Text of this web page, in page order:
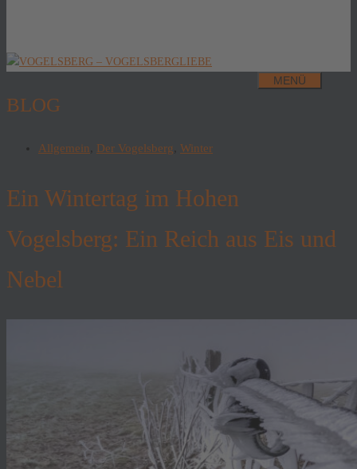
MENÜ
BLOG
Allgemein Der Vogelsberg Winter
Ein Wintertag im Hohen
Vogelsberg: Ein Reich aus Eis und
Nebel